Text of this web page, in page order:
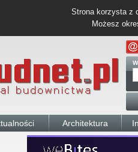
Strona korzysta z
Możesz
Architektura